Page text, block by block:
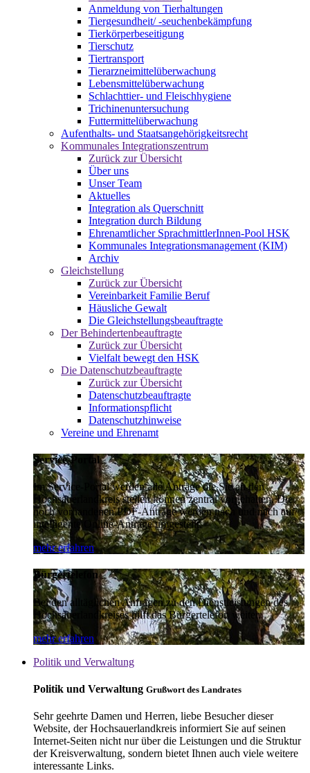
Anmeldung von Tierhaltungen
Tiergesundheit/ -seuchenbekämpfung
Tierkörperbeseitigung
Tierschutz
Tiertransport
Tierarzneimittelüberwachung
Lebensmittelüberwachung
Schlachttier- und Fleischhygiene
Trichinenuntersuchung
Futtermittelüberwachung
Aufenthalts- und Staatsangehörigkeitsrecht
Kommunales Integrationszentrum
Zurück zur Übersicht
Über uns
Unser Team
Aktuelles
Integration als Querschnitt
Integration durch Bildung
Ehrenamtlicher SprachmittlerInnen-Pool HSK
Kommunales Integrationsmanagement (KIM)
Archiv
Gleichstellung
Zurück zur Übersicht
Vereinbarkeit Familie Beruf
Häusliche Gewalt
Die Gleichstellungsbeauftragte
Der Behindertenbeauftragte
Zurück zur Übersicht
Vielfalt bewegt den HSK
Die Datenschutzbeauftragte
Zurück zur Übersicht
Datenschutzbeauftragte
Informationspflicht
Datenschutzhinweise
Vereine und Ehrenamt
Service-Portal
Im Service-Portal werden alle Anträge die Sie an den
Hochsauerlandkreis stellen können zentral vorgehalten. Die
noch vorhandenen PDF-Anträge werden nach und nach auf
intelligente Online-Anträge umgestellt.
mehr erfahren
Bürgertelefon
Bei den alltäglichen Anfragen zu den Dienstleistungen des
Hochsauerlandkreises hilft das Bürgertelefon weiter.
mehr erfahren
Politik und Verwaltung
Politik und Verwaltung Grußwort des Landrates
Sehr geehrte Damen und Herren, liebe Besucher dieser
Website, der Hochsauerlandkreis informiert Sie auf seinen
Internet-Seiten nicht nur über die Leistungen und die Struktur
der Kreisverwaltung, sondern bietet Ihnen auch viele weitere
interessante Links.